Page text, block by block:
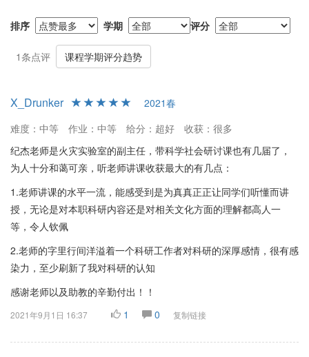
排序 学期 评分
1条点评 课程学期评分趋势
X_Drunker
2021春
难度：中等
作业：中等 给分：超好
收获：很多
纪杰老师是火灾实验室的副主任，带科学社会研讨课也有几届了，
为人十分和蔼可亲，听老师讲课收获最大的有几点：
1.老师讲课的水平一流，能感受到是为真真正正让同学们听懂而讲
授，无论是对本职科研内容还是对相关文化方面的理解都高人一
等，令人钦佩
2.老师的字里行间洋溢着一个科研工作者对科研的深厚感情，很有感
染力，至少刷新了我对科研的认知
感谢老师以及助教的辛勤付出！！
2021年9月1日 16:37 1 0 复制链接